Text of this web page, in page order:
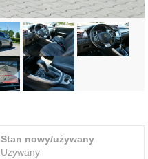
Stan nowy/używany
Używany